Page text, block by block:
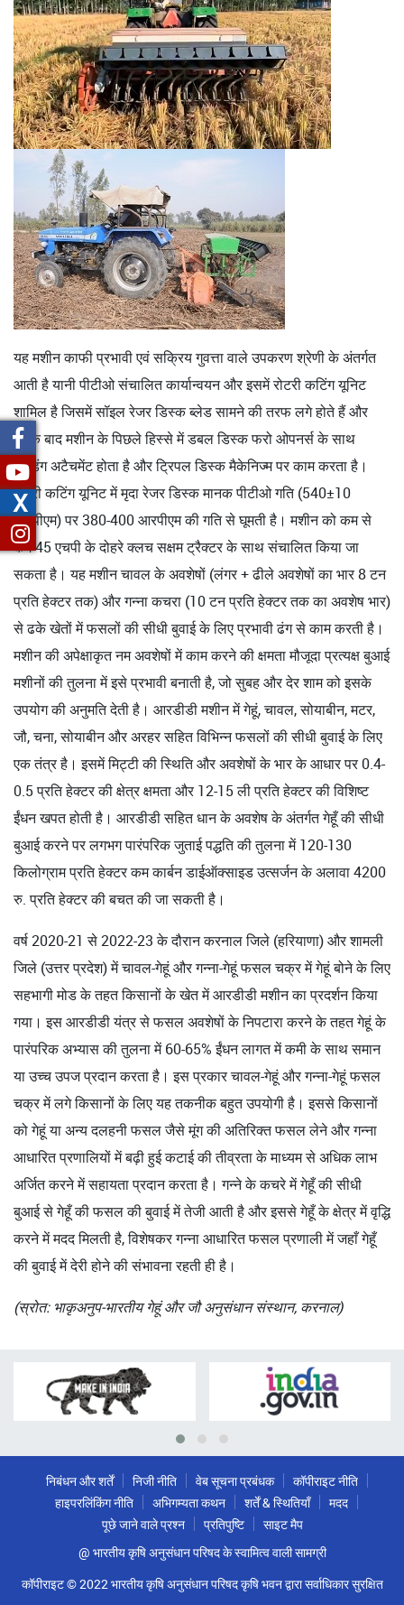
यह मशीन काफी प्रभावी एवं सक्रिय गुवत्ता वाले उपकरण श्रेणी के अंतर्गत
आती है यानी पीटीओ संचालित कार्यान्वयन और इसमें रोटरी कटिंग यूनिट
शामिल है जिसमें सॉइल रेजर डिस्क ब्लेड सामने की तरफ लगे होते हैं और
इसके बाद मशीन के पिछले हिस्से में डबल डिस्क फरो ओपनर्स के साथ
सीडिंग अटैचमेंट होता है और ट्रिपल डिस्क मैकेनिज्म पर काम करता है।
रोटरी कटिंग यूनिट में मृदा रेजर डिस्क मानक पीटीओ गति (540±10
आरपीएम) पर 380-400 आरपीएम की गति से घूमती है। मशीन को कम से
कम 45 एचपी के दोहरे क्लच सक्षम ट्रैक्टर के साथ संचालित किया जा
सकता है। यह मशीन चावल के अवशेषों (लंगर + ढीले अवशेषों का भार 8 टन
प्रति हेक्टर तक) और गन्ना कचरा (10 टन प्रति हेक्टर तक का अवशेष भार)
से ढके खेतों में फसलों की सीधी बुवाई के लिए प्रभावी ढंग से काम करती है।
मशीन की अपेक्षाकृत नम अवशेषों में काम करने की क्षमता मौजूदा प्रत्यक्ष बुआई
मशीनों की तुलना में इसे प्रभावी बनाती है, जो सुबह और देर शाम को इसके
उपयोग की अनुमति देती है। आरडीडी मशीन में गेहूं, चावल, सोयाबीन, मटर,
जौ, चना, सोयाबीन और अरहर सहित विभिन्न फसलों की सीधी बुवाई के लिए
एक तंत्र है। इसमें मिट्टी की स्थिति और अवशेषों के भार के आधार पर 0.4-
0.5 प्रति हेक्टर की क्षेत्र क्षमता और 12-15 ली प्रति हेक्टर की विशिष्ट
ईंधन खपत होती है। आरडीडी सहित धान के अवशेष के अंतर्गत गेहूँ की सीधी
बुआई करने पर लगभग पारंपरिक जुताई पद्धति की तुलना में 120-130
किलोग्राम प्रति हेक्टर कम कार्बन डाईऑक्साइड उत्सर्जन के अलावा 4200
रु. प्रति हेक्टर की बचत की जा सकती है।
वर्ष 2020-21 से 2022-23 के दौरान करनाल जिले (हरियाणा) और शामली
जिले (उत्तर प्रदेश) में चावल-गेहूं और गन्ना-गेहूं फसल चक्र में गेहूं बोने के लिए
सहभागी मोड के तहत किसानों के खेत में आरडीडी मशीन का प्रदर्शन किया
गया। इस आरडीडी यंत्र से फसल अवशेषों के निपटारा करने के तहत गेहूं के
पारंपरिक अभ्यास की तुलना में 60-65% ईंधन लागत में कमी के साथ समान
या उच्च उपज प्रदान करता है। इस प्रकार चावल-गेहूं और गन्ना-गेहूं फसल
चक्र में लगे किसानों के लिए यह तकनीक बहुत उपयोगी है। इससे किसानों
को गेहूं या अन्य दलहनी फसल जैसे मूंग की अतिरिक्त फसल लेने और गन्ना
आधारित प्रणालियों में बढ़ी हुई कटाई की तीव्रता के माध्यम से अधिक लाभ
अर्जित करने में सहायता प्रदान करता है। गन्ने के कचरे में गेहूँ की सीधी
बुआई से गेहूँ की फसल की बुवाई में तेजी आती है और इससे गेहूँ के क्षेत्र में वृद्धि
करने में मदद मिलती है, विशेषकर गन्ना आधारित फसल प्रणाली में जहाँ गेहूँ
की बुवाई में देरी होने की संभावना रहती ही है।
(स्रोत: भाकृअनुप-भारतीय गेहूं और जौ अनुसंधान संस्थान, करनाल)
निबंधन और शर्तें निजी नीति वेब सूचना प्रबंधक
कॉपीराइट नीति
हाइपरलिंकिंग नीति
अभिगम्यता कथन शर्तें & स्थितियाँ
मदद
पूछे जाने वाले प्रश्न
प्रतिपुष्टि
साइट मैप
@ भारतीय कृषि अनुसंधान परिषद के स्वामित्व वाली सामग्री
कॉपीराइट © 2022 भारतीय कृषि अनुसंधान परिषद कृषि भवन द्वारा सर्वाधिकार सुरक्षित
X